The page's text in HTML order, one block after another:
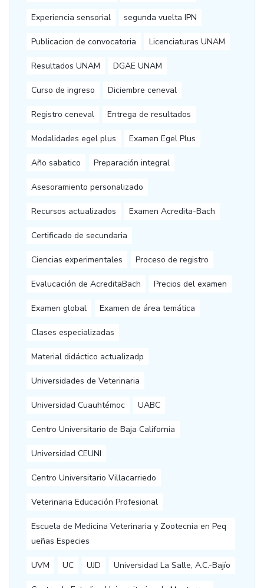
Experiencia sensorial segunda vuelta IPN
Publicacion de convocatoria Licenciaturas UNAM
Resultados UNAM DGAE UNAM
Curso de ingreso Diciembre ceneval
Registro ceneval Entrega de resultados
Modalidades egel plus Examen Egel Plus
Año sabatico Preparación integral
Asesoramiento personalizado
Recursos actualizados Examen Acredita-Bach
Certificado de secundaria
Ciencias experimentales Proceso de registro
Evalucación de AcreditaBach Precios del examen
Examen global Examen de área temática
Clases especializadas
Material didáctico actualizadp
Universidades de Veterinaria
Universidad Cuauhtémoc UABC
Centro Universitario de Baja California
Universidad CEUNI
Centro Universitario Villacarriedo
Veterinaria Educación Profesional
Escuela de Medicina Veterinaria y Zootecnia en Peq
ueñas Especies
UVM UC UJD Universidad La Salle, A.C.-Bajío